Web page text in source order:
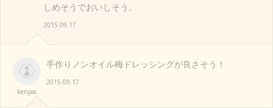
しめそうでおいしそう。
2015.09.17
kenpac
手作りノンオイル梅ドレッシングが良さそう！
2015.09.17